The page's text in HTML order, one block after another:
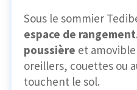
Sous le sommier
espace de rangement
poussière et
oreillers, couettes ou
touchent le sol.